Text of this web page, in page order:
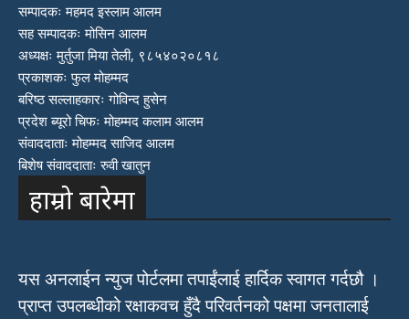
सम्पादकः महमद इस्लाम आलम
सह सम्पादकः मोसिन आलम
अध्यक्षः मुर्तुजा मिया तेली, ९८५४०२०८१८
प्रकाशकः फुल मोहम्मद
बरिष्ठ सल्लाहकारः गोविन्द हुसेन
प्रदेश ब्यूरो चिफः मोहम्मद कलाम आलम
संवाददाताः मोहम्मद साजिद आलम
बिशेष संवाददाताः रुवी खातुन
हाम्रो बारेमा
यस अनलाईन न्युज पोर्टलमा तपाईंलाई हार्दिक स्वागत गर्दछौ ।
प्राप्त उपलब्धीको रक्षाकवच हुँदै परिवर्तनको पक्षमा जनतालाई